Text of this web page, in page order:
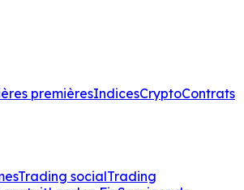
premièresIndicesCryptoContrats
Trading socialTrading